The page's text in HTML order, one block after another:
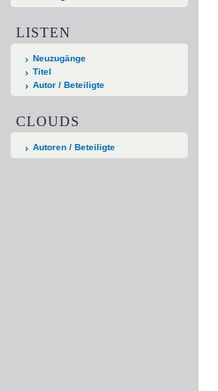
LISTEN
Neuzugänge
Titel
Autor / Beteiligte
CLOUDS
Autoren / Beteiligte